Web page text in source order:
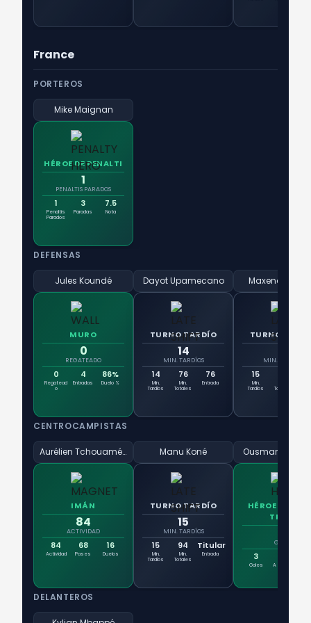
France
PORTEROS
Mike Maignan
HÉROE DE PENALTI
1
PENALTIS PARADOS
1
Penaltis
Parados
3
Paradas
7.5
Nota
DEFENSAS
Jules Koundé
MURO
0
REGATEADO
0
Regatead
o
4
Entradas
86%
Duelo %
Dayot Upamecano
TURNO TARDÍO
14
MIN. TARDÍOS
14
Min.
Tardíos
76
Min.
Totales
76
Entrada
Maxence
TURNO
MIN. TARDÍOS
15
Min.
Tardíos
Totales
CENTROCAMPISTAS
Aurélien Tchouaméni
IMÁN
84
ACTIVIDAD
84
Actividad
68
Pases
16
Duelos
Manu Koné
TURNO TARDÍO
15
MIN. TARDÍOS
15
Min.
Tardíos
94
Min.
Totales
Titular
Entrada
Ousmane
HÉROE DEL
TRICK
GOLES
3
Goles A Puerta
DELANTEROS